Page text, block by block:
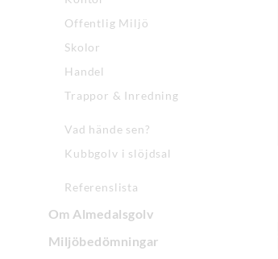
Offentlig Miljö
Skolor
Handel
Trappor & Inredning
Vad hände sen?
Kubbgolv i slöjdsal
Referenslista
Om Almedalsgolv
Miljöbedömningar